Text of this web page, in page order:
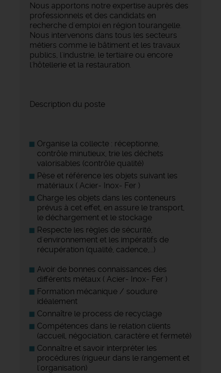
Nous apportons notre expertise auprès des
professionnels et des candidats en
recherche d'emploi en région tourangelle.
Nous intervenons dans tous les secteurs
métiers comme le bâtiment et les travaux
publics, l'industrie, le tertiaire ou encore
l'hôtellerie et la restauration.
Description du poste
Organise la collecte : réceptionne,
contrôle minutieux, trie les déchets
valorisables (contrôle qualité)
Pèse et référence les objets suivant les
matériaux ( Acier- Inox- Fer )
Charge les objets dans les conteneurs
prévus à cet effet, en assure le transport,
le déchargement et le stockage
Respecte les règles de sécurité,
d'environnement et les impératifs de
récupération (qualité, cadence,...)
Avoir de bonnes connaissances des
différents métaux ( Acier- Inox- Fer )
Formation mécanique / soudure
idéalement
Connaître le process de recyclage
Compétences dans le relation clients
(accueil, négociation, caractère et fermeté)
Connaître et savoir interpréter les
procédures (rigueur dans le rangement et
l'organisation)